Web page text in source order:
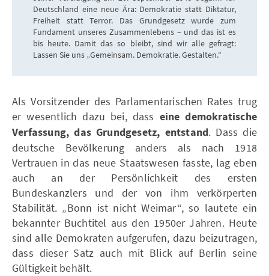
Deutschland eine neue Ära: Demokratie statt Diktatur,
Freiheit statt Terror. Das Grundgesetz wurde zum
Fundament unseres Zusammenlebens – und das ist es
bis heute. Damit das so bleibt, sind wir alle gefragt:
Lassen Sie uns „Gemeinsam. Demokratie. Gestalten.“
Als Vorsitzender des Parlamentarischen Rates trug
er wesentlich dazu bei, dass eine demokratische
Verfassung, das Grundgesetz, entstand. Dass die
deutsche Bevölkerung anders als nach 1918
Vertrauen in das neue Staatswesen fasste, lag eben
auch an der Persönlichkeit des ersten
Bundeskanzlers und der von ihm verkörperten
Stabilität. „Bonn ist nicht Weimar“, so lautete ein
bekannter Buchtitel aus den 1950er Jahren. Heute
sind alle Demokraten aufgerufen, dazu beizutragen,
dass dieser Satz auch mit Blick auf Berlin seine
Gültigkeit behält.